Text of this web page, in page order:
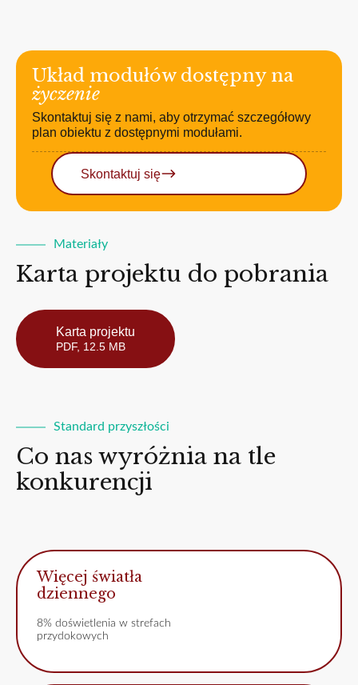
Układ modułów dostępny na
życzenie
Skontaktuj się z nami, aby otrzymać szczegółowy
plan obiektu z dostępnymi modułami.
Skontaktuj się
Materiały
Karta projektu do pobrania
Karta projektu
PDF, 12.5 MB
Standard przyszłości
Co nas wyróżnia na tle
konkurencji
Więcej światła
dziennego
8% doświetlenia w strefach
przydokowych